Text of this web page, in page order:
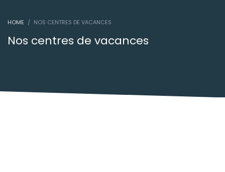
HOME NOS CENTRES DE VACANCES
Nos centres de vacances